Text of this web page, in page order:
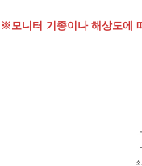
※모니터 기종이나 해상도에